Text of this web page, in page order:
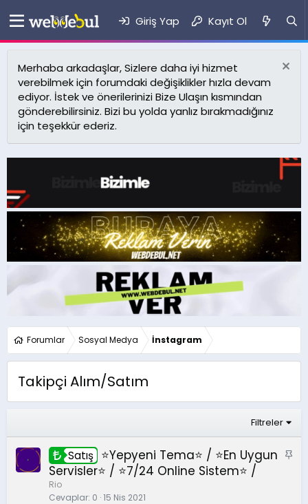
Giriş Yap Kayıt Ol
Merhaba arkadaşlar, Sizlere daha iyi hizmet
verebilmek için forumdaki değişiklikler hızla devam
ediyor. İstek ve önerilerinizi Bize Ulaşın kısmından
gönderebilirsiniz. Bizi bu yolda yanlız bırakmadığınız
için teşekkür ederiz.
Forumlar Sosyal Medya İnstagram
Takipçi Alım/Satım
Filtreler
S
Satış ⭐Yepyeni Tema⭐ / ⭐En Uygun
Servisler⭐ / ⭐7/24 Online Sistem⭐ /
Rio
Cevaplar 0 15 Nis 2021